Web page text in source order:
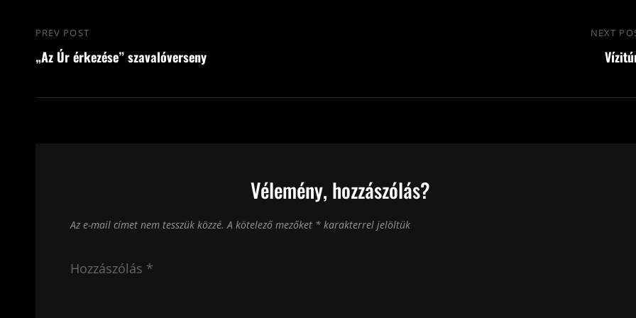
Bejegyzés
navigáció
Previous
Post
PREV POST
„Az Úr érkezése” szavalóverseny
NEXT
Vélemény, hozzászólás?
Az e-mail címet nem tesszük közzé. A kötelező mezőket * karakterrel jelöltük
Hozzászólás *